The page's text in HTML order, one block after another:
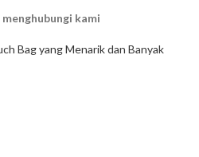
kami